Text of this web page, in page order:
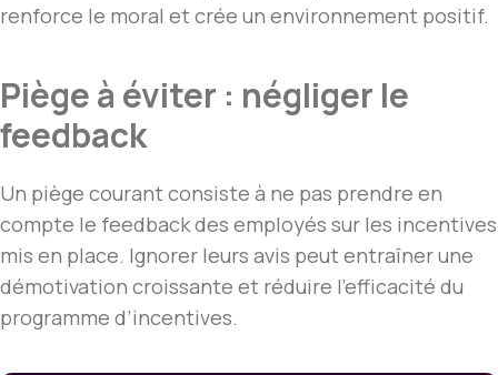
renforce le moral et crée un environnement positif.
Piège à éviter : négliger le
feedback
Un piège courant consiste à ne pas prendre en
compte le feedback des employés sur les incentives
mis en place. Ignorer leurs avis peut entraîner une
démotivation croissante et réduire l’efficacité du
programme d’incentives.